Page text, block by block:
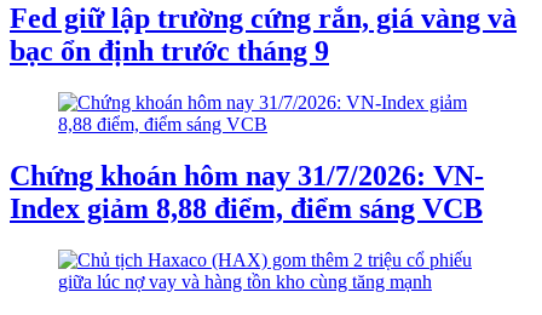
Fed giữ lập trường cứng rắn, giá vàng và
bạc ổn định trước tháng 9
Chứng khoán hôm nay 31/7/2026: VN-
Index giảm 8,88 điểm, điểm sáng VCB